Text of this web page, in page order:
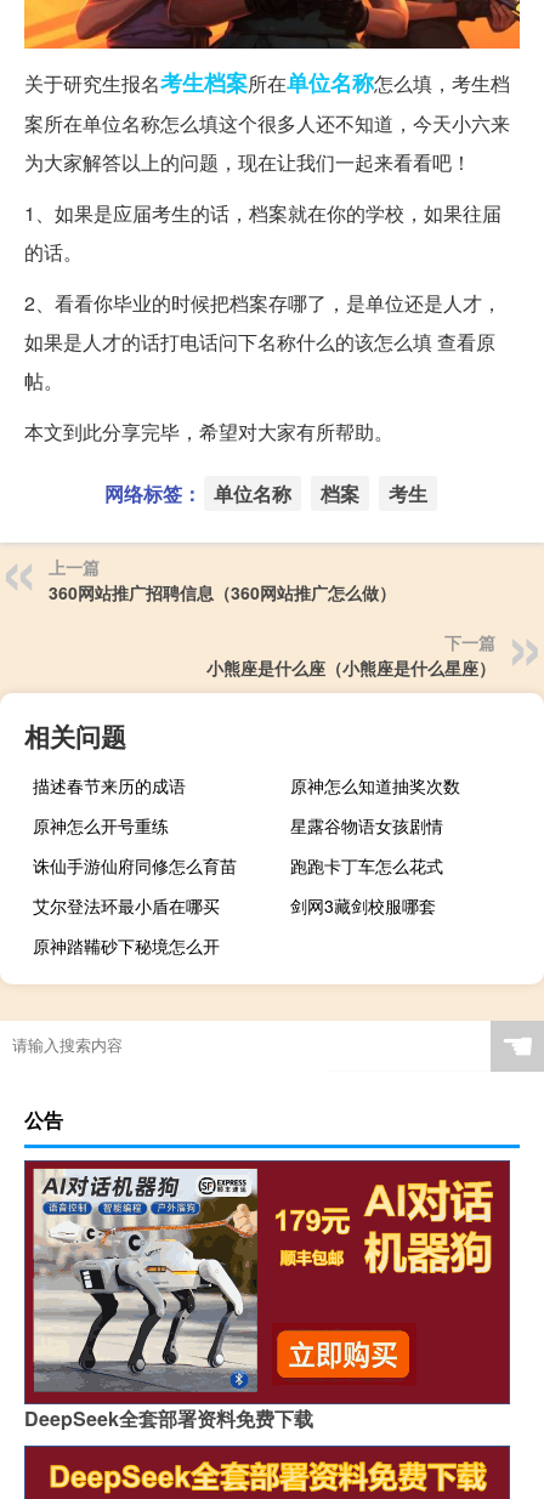
关于研究生报名考生档案所在单位名称怎么填，考生档
案所在单位名称怎么填这个很多人还不知道，今天小六来
为大家解答以上的问题，现在让我们一起来看看吧！
1、如果是应届考生的话，档案就在你的学校，如果往届
的话。
2、看看你毕业的时候把档案存哪了，是单位还是人才，
如果是人才的话打电话问下名称什么的该怎么填 查看原
帖。
本文到此分享完毕，希望对大家有所帮助。
网络标签： 单位名称 档案 考生
上一篇
360网站推广招聘信息（360网站推广怎么做）
下一篇
小熊座是什么座（小熊座是什么星座）
相关问题
描述春节来历的成语
原神怎么知道抽奖次数
原神怎么开号重练
星露谷物语女孩剧情
诛仙手游仙府同修怎么育苗
跑跑卡丁车怎么花式
艾尔登法环最小盾在哪买
剑网3藏剑校服哪套
原神踏鞴砂下秘境怎么开
☚
公告
DeepSeek全套部署资料免费下载